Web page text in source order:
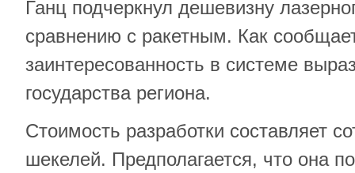
Ганц подчеркнул дешевизну
сравнению с ракетным. Как
заинтересованность в системе
государства региона.
Стоимость разработки составляет
шекелей. Предполагается, что она